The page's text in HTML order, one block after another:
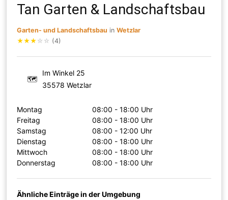
Tan Garten & Landschaftsbau
Garten- und Landschaftsbau inWetzlar
★★★ ☆ ☆ (4)
🗺
Im Winkel 25
35578 Wetzlar
Montag
08:00 - 18:00 Uhr
Freitag
08:00 - 18:00 Uhr
Samstag
08:00 - 12:00 Uhr
Dienstag
08:00 - 18:00 Uhr
Mittwoch
08:00 - 18:00 Uhr
Donnerstag
08:00 - 18:00 Uhr
Ähnliche Einträge in der Umgebung